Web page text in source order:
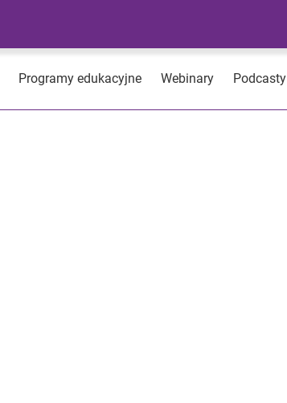
Programy edukacyjne Webinary Podcasty